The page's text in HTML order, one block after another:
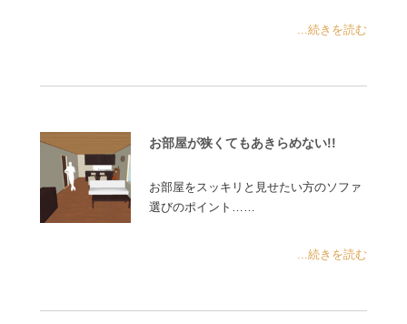
...続きを読む
お部屋が狭くてもあきらめない!!
お部屋をスッキリと見せたい方のソファ
選びのポイント……
...続きを読む